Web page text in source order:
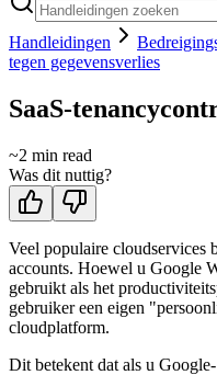
Handleidingen
tegen gegevensverlies
SaaS-
~2 min read
Was dit nuttig?
Veel populaire
accounts. Hoewel u Google
gebruikt als het
gebruiker een eigen
cloudplatform.
Dit betekent dat als u